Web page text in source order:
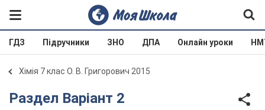
ГДЗ Підручники ЗНО ДПА Онлайн уроки
Хімія 7 клас О. В. Григорович 2015
Раздел Варіант 2